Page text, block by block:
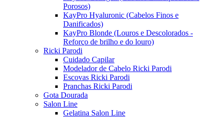
Porosos)
KayPro Hyaluronic (Cabelos Finos e
Danificados)
KayPro Blonde (Louros e Descolorados -
Reforço de brilho e do louro)
Ricki Parodi
Cuidado Capilar
Modelador de Cabelo Ricki Parodi
Escovas Ricki Parodi
Pranchas Ricki Parodi
Gota Dourada
Salon Line
Gelatina Salon Line